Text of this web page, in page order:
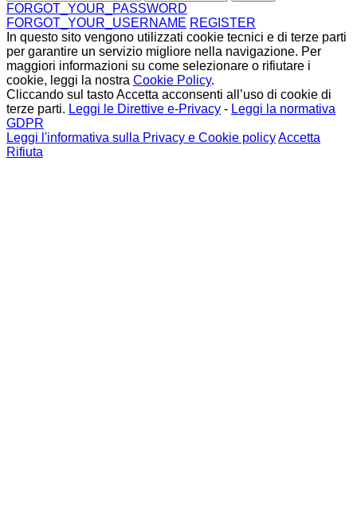
FORGOT_YOUR_PASSWORD
FORGOT_YOUR_USERNAME REGISTER
In questo sito vengono utilizzati cookie tecnici e di terze parti
per garantire un servizio migliore nella navigazione. Per
maggiori informazioni su come selezionare o rifiutare i
cookie, leggi la nostra Cookie Policy.
Cliccando sul tasto Accetta acconsenti all’uso di cookie di
terze parti. Leggi le Direttive e-Privacy - Leggi la normativa
GDPR
Leggi l'informativa sulla Privacy e Cookie policyAccetta
Rifiuta